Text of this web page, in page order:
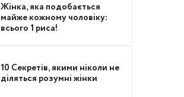
Жінка, яка подобається
майже кожному чоловіку:
всього 1 риса!
10 Секретів, якими ніколи не
діляться розумні жінки